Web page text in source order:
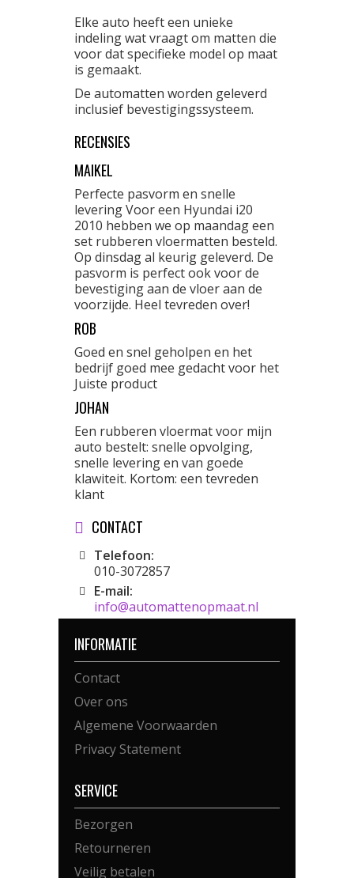
Elke auto heeft een unieke
indeling wat vraagt om matten die
voor dat specifieke model op maat
is gemaakt.
De automatten worden geleverd
inclusief bevestigingssysteem.
RECENSIES
MAIKEL
Perfecte pasvorm en snelle
levering Voor een Hyundai i20
2010 hebben we op maandag een
set rubberen vloermatten besteld.
Op dinsdag al keurig geleverd. De
pasvorm is perfect ook voor de
bevestiging aan de vloer aan de
voorzijde. Heel tevreden over!
ROB
Goed en snel geholpen en het
bedrijf goed mee gedacht voor het
Juiste product
JOHAN
Een rubberen vloermat voor mijn
auto bestelt: snelle opvolging,
snelle levering en van goede
klawiteit. Kortom: een tevreden
klant
CONTACT
Telefoon:
010-3072857
E-mail:
info@automattenopmaat.nl
INFORMATIE
Contact
Over ons
Algemene Voorwaarden
Privacy Statement
SERVICE
Bezorgen
Retourneren
Veilig betalen